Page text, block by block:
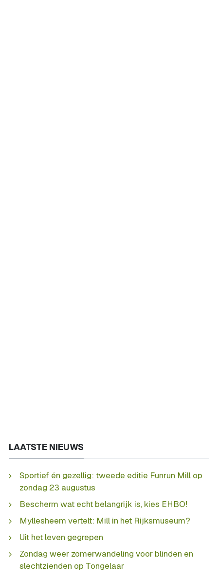
LAATSTE NIEUWS
Sportief én gezellig: tweede editie Funrun Mill op
zondag 23 augustus
Bescherm wat echt belangrijk is, kies EHBO!
Myllesheem vertelt: Mill in het Rijksmuseum?
Uit het leven gegrepen
Zondag weer zomerwandeling voor blinden en
slechtzienden op Tongelaar